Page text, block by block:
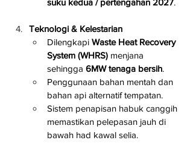
Teknologi & Kelestarian
Dilengkapi Waste Heat Recovery
System (WHRS) menjana
sehingga 6MW tenaga bersih.
Penggunaan bahan mentah dan
bahan api alternatif tempatan.
Sistem penapisan habuk canggih
memastikan pelepasan jauh di
bawah had kawal selia.